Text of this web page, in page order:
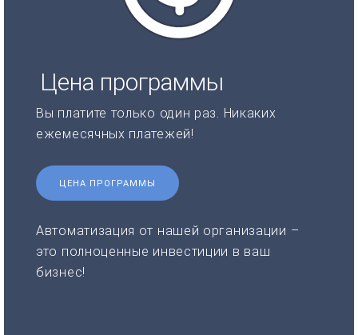
Цена программы
Вы платите только один раз. Никаких
ежемесячных платежей!
ЦЕНА ПРОГРАММЫ
Автоматизация от нашей организации –
это полноценные инвестиции в ваш
бизнес!